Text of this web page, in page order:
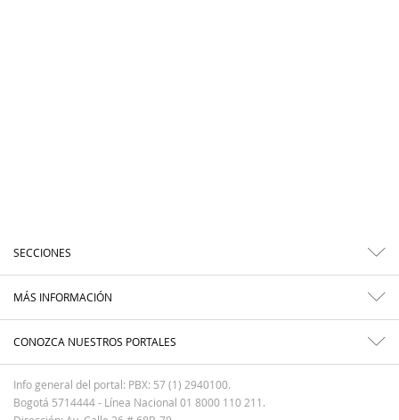
SECCIONES
MÁS INFORMACIÓN
CONOZCA NUESTROS PORTALES
Info general del portal: PBX: 57 (1) 2940100.
Bogotá 5714444 - Línea Nacional 01 8000 110 211.